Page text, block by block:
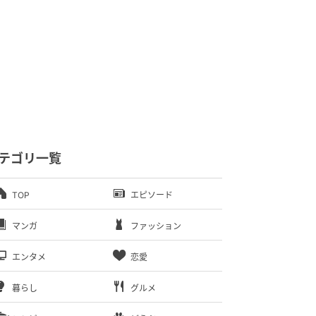
ゴリ一覧
TOP エピソード
マンガ ファッション
エンタメ 恋愛
暮らし グルメ